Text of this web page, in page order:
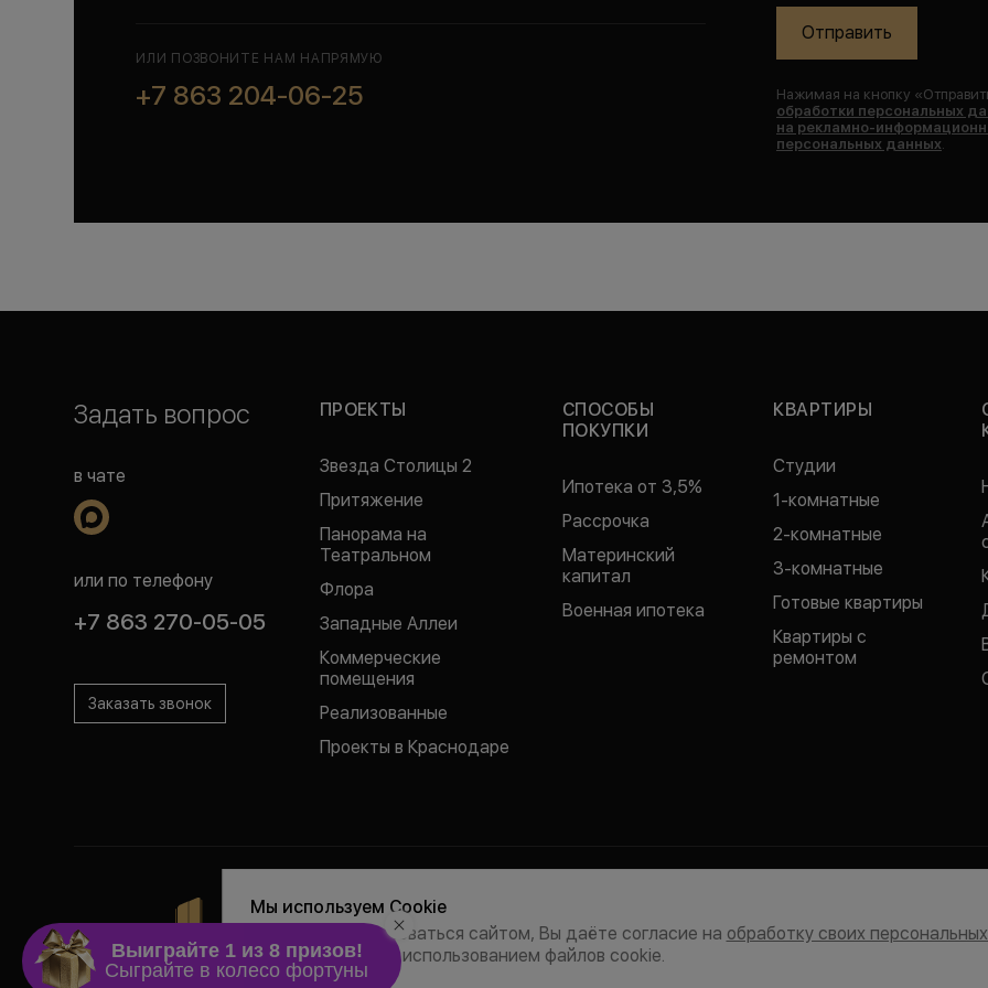
ИЛИ ПОЗВОНИТЕ НАМ НАПРЯМУЮ
+7 863 204-06-25
Отправить
Нажимая на кнопку «
обработки персональных
на рекламно-
персональных данных.
Задать вопрос
в чате
или по телефону
+7 863 270-05-05
Заказать звонок
ПРОЕКТЫ
Звезда Столицы 2
Притяжение
Панорама на
Театральном
Флора
Западные Аллеи
Коммерческие
помещения
Реализованные
Проекты в Краснодаре
СПОСОБЫ
ПОКУПКИ
Ипотека от 3,5%
Рассрочка
Материнский
капитал
Военная ипотека
КВАРТИРЫ
Студии
1-комнатные
2-комнатные
3-комнатные
Готовые квартиры
Квартиры с
ремонтом
Согласие на рекламно-информационные рассылки
Все права на публикуемые на сайте материалы принадлежат ООО СК «СЗ
Любая информация, представленная на данном сайте, носит исключительно
условиях не является публичной офертой, определяемой положениями статьи 437 ГК РФ.
Мы используем Cookie
Продолжая пользоваться сайтом, Вы даёте согласие на обработку своих
и соглашаетесь с использованием файлов cookie.